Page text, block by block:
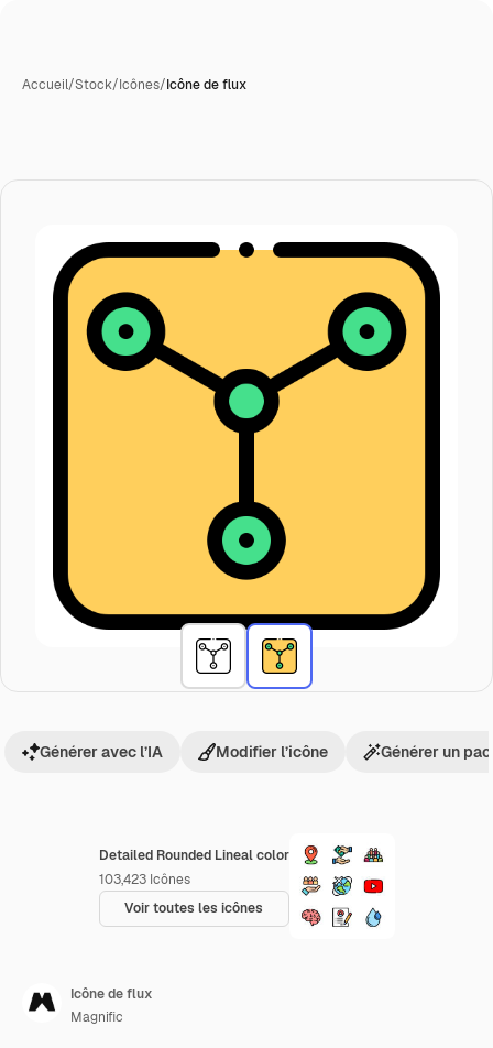
Accueil/Stock/Icônes/Icône de flux
Detailed Rounded Lineal color
103,423 Icônes
Voir toutes les icônes
Générer avec l’IA Modifier l’icône Générer un
Icône de flux
Magnific